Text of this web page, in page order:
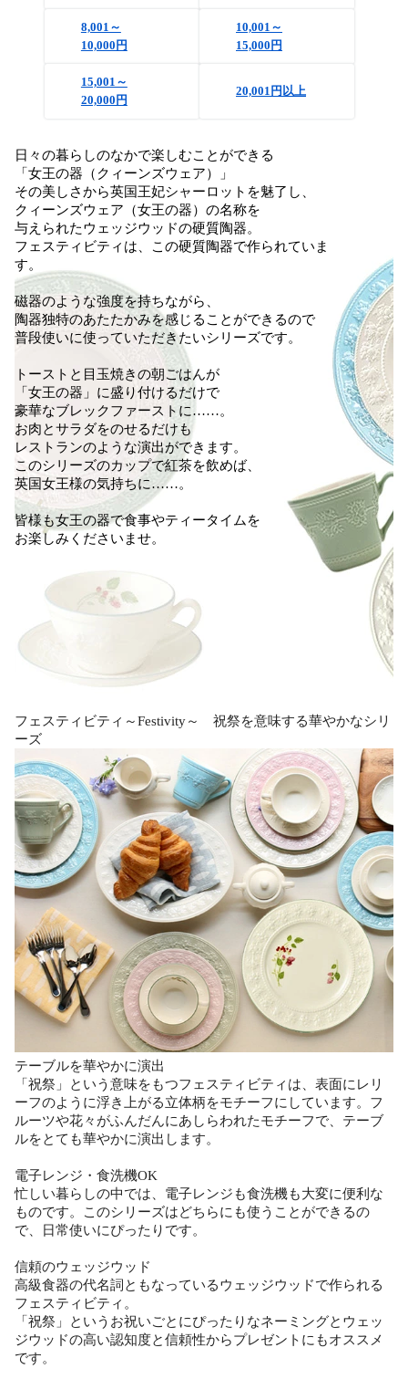
8,001～
10,000円
10,001～
15,000円
15,001～
20,000円
20,001円以上
日々の暮らしのなかで楽しむことができる
「女王の器（クィーンズウェア）」
その美しさから英国王妃シャーロットを魅了し、
クィーンズウェア（女王の器）の名称を
与えられたウェッジウッドの硬質陶器。
フェスティビティは、この硬質陶器で作られていま
す。
磁器のような強度を持ちながら、
陶器独特のあたたかみを感じることができるので
普段使いに使っていただきたいシリーズです。
トーストと目玉焼きの朝ごはんが
「女王の器」に盛り付けるだけで
豪華なブレックファーストに……。
お肉とサラダをのせるだけも
レストランのような演出ができます。
このシリーズのカップで紅茶を飲めば、
英国女王様の気持ちに……。
皆様も女王の器で食事やティータイムを
お楽しみくださいませ。
フェスティビティ～Festivity～ 祝祭を意味する華やかなシリ
ーズ
テーブルを華やかに演出
「祝祭」という意味をもつフェスティビティは、表面にレリ
ーフのように浮き上がる立体柄をモチーフにしています。フ
ルーツや花々がふんだんにあしらわれたモチーフで、テーブ
ルをとても華やかに演出します。
電子レンジ・食洗機OK
忙しい暮らしの中では、電子レンジも食洗機も大変に便利な
ものです。このシリーズはどちらにも使うことができるの
で、日常使いにぴったりです。
信頼のウェッジウッド
高級食器の代名詞ともなっているウェッジウッドで作られる
フェスティビティ。
「祝祭」というお祝いごとにぴったりなネーミングとウェッ
ジウッドの高い認知度と信頼性からプレゼントにもオススメ
です。